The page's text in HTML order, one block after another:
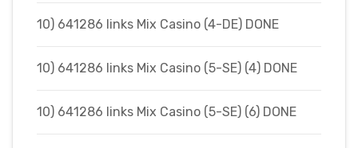
10) 641286 links Mix Casino (4-DE) DONE
10) 641286 links Mix Casino (5-SE) (4) DONE
10) 641286 links Mix Casino (5-SE) (6) DONE